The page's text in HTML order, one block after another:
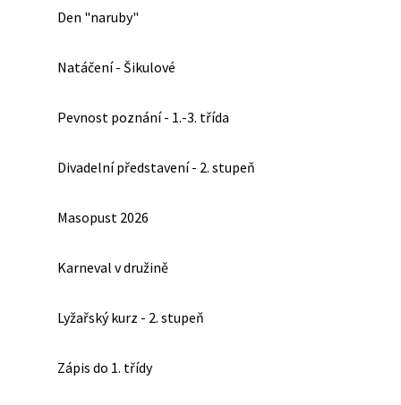
Den "naruby"
Natáčení - Šikulové
Pevnost poznání - 1.-3. třída
Divadelní představení - 2. stupeň
Masopust 2026
Karneval v družině
Lyžařský kurz - 2. stupeň
Zápis do 1. třídy